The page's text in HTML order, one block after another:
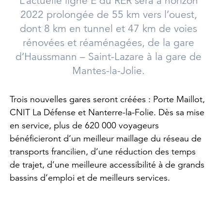
2022 prolongée de 55 km vers l’ouest,
dont 8 km en tunnel et 47 km de voies
rénovées et réaménagées, de la gare
d’Haussmann – Saint-Lazare à la gare de
Mantes-la-Jolie.
Trois nouvelles gares seront créées : Porte Maillot,
CNIT La Défense et Nanterre-la-Folie. Dès sa mise
en service, plus de 620 000 voyageurs
bénéficieront d’un meilleur maillage du réseau de
transports francilien, d’une réduction des temps
de trajet, d’une meilleure accessibilité à de grands
bassins d’emploi et de meilleurs services.